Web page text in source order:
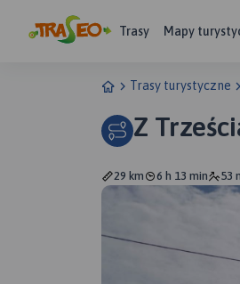
Trasy Mapy
Trasy turystyczne
Z
29 km 6 h 13 min 53